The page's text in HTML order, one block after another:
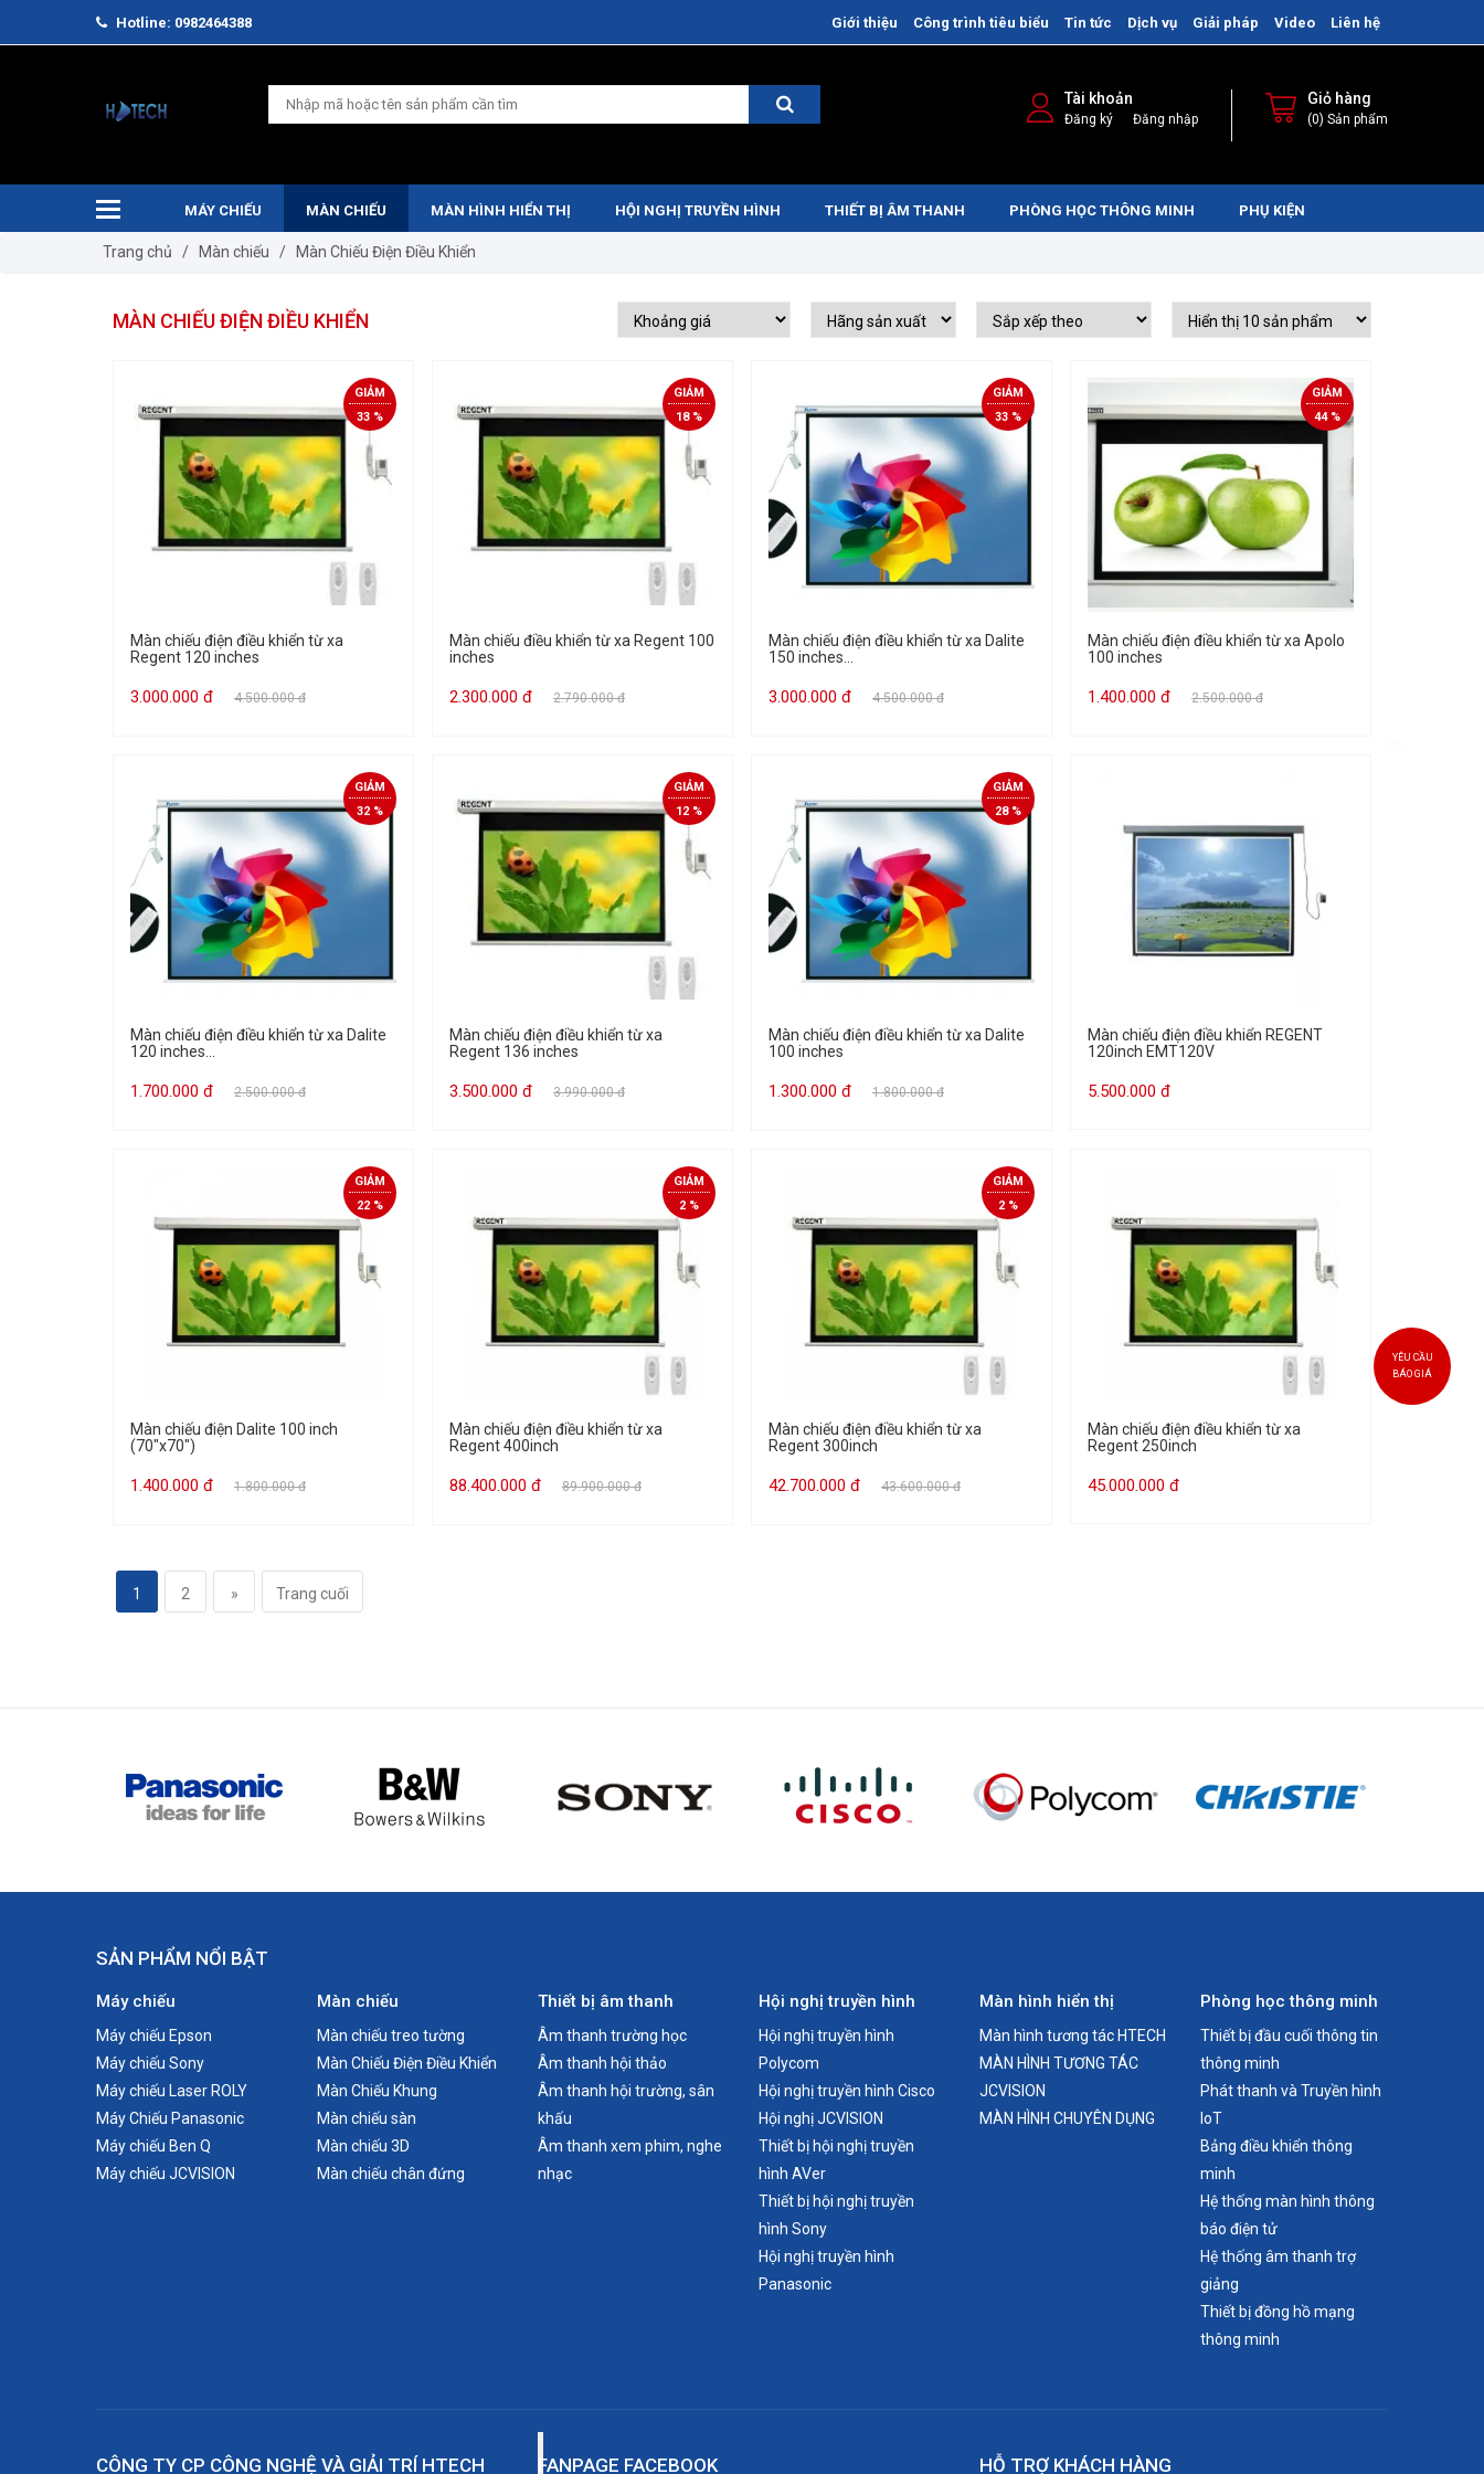
Hotline: 0982464388 Giới thiệu Công trình tiêu biểu Tin tức Dịch vụ Giải pháp Video Liên hệ
Tài khoản
Đăng ký Đăng nhập
Giỏ hàng
(0) Sản phẩm
MÁY CHIẾU MÀN CHIẾU MÀN HÌNH HIỂN THỊ HỘI NGHỊ TRUYỀN HÌNH THIẾT BỊ ÂM THANH PHÒNG HỌC THÔNG MINH PHỤ KIỆN
Trang chủ / Màn chiếu / Màn Chiếu Điện Điều Khiển
MÀN CHIẾU ĐIỆN ĐIỀU KHIỂN
GIẢM
33 %
Màn chiếu điện điều khiển từ xa
Regent 120 inches
3.000.000 đ 4.500.000 đ
GIẢM
18 %
Màn chiếu điều khiển từ xa Regent 100
inches
2.300.000 đ 2.790.000 đ
GIẢM
33 %
Màn chiếu điện điều khiển từ xa Dalite
150 inches...
3.000.000 đ 4.500.000 đ
GIẢM
44 %
Màn chiếu điện điều khiển từ xa Apolo
100 inches
1.400.000 đ 2.500.000 đ
GIẢM
32 %
Màn chiếu điện điều khiển từ xa Dalite
120 inches...
1.700.000 đ 2.500.000 đ
GIẢM
12 %
Màn chiếu điện điều khiển từ xa
Regent 136 inches
3.500.000 đ 3.990.000 đ
GIẢM
28 %
Màn chiếu điện điều khiển từ xa Dalite
100 inches
1.300.000 đ 1.800.000 đ
Màn chiếu điện điều khiển REGENT
120inch EMT120V
5.500.000 đ
GIẢM
22 %
Màn chiếu điện Dalite 100 inch
(70"x70")
1.400.000 đ 1.800.000 đ
GIẢM
2 %
Màn chiếu điện điều khiển từ xa
Regent 400inch
88.400.000 đ 89.900.000 đ
GIẢM
2 %
Màn chiếu điện điều khiển từ xa
Regent 300inch
42.700.000 đ 43.600.000 đ
Màn chiếu điện điều khiển từ xa
Regent 250inch
45.000.000 đ
1 2 » Trang cuối
SẢN PHẨM NỔI BẬT
Máy chiếu
Máy chiếu Epson
Máy chiếu Sony
Máy chiếu Laser ROLY
Máy Chiếu Panasonic
Máy chiếu Ben Q
Máy chiếu JCVISION
Màn chiếu
Màn chiếu treo tường
Màn Chiếu Điện Điều Khiển
Màn Chiếu Khung
Màn chiếu sàn
Màn chiếu 3D
Màn chiếu chân đứng
Thiết bị âm thanh
Âm thanh trường học
Âm thanh hội thảo
Âm thanh hội trường, sân
khấu
Âm thanh xem phim, nghe
nhạc
Hội nghị truyền hình
Hội nghị truyền hình
Polycom
Hội nghị truyền hình Cisco
Hội nghị JCVISION
Thiết bị hội nghị truyền
hình AVer
Thiết bị hội nghị truyền
hình Sony
Hội nghị truyền hình
Panasonic
Màn hình hiển thị
Màn hình tương tác HTECH
MÀN HÌNH TƯƠNG TÁC
JCVISION
MÀN HÌNH CHUYÊN DỤNG
Phòng học thông minh
Thiết bị đầu cuối thông tin
thông minh
Phát thanh và Truyền hình
IoT
Bảng điều khiển thông
minh
Hệ thống màn hình thông
báo điện tử
Hệ thống âm thanh trợ
giảng
Thiết bị đồng hồ mạng
thông minh
CÔNG TY CP CÔNG NGHỆ VÀ GIẢI TRÍ HTECH FANPAGE FACEBOOK HỖ TRỢ KHÁCH HÀNG
YÊU CẦU
BÁO GIÁ